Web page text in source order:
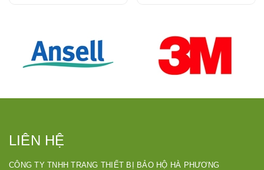
LIÊN HỆ
CÔNG TY TNHH TRANG THIẾT BỊ BẢO HỘ HÀ PHƯƠNG